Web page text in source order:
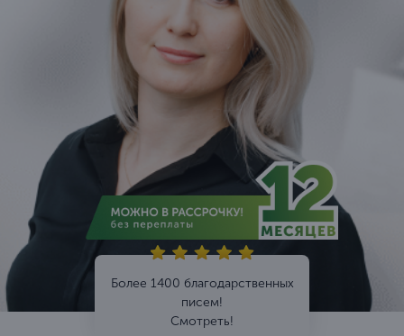
Более 1400 благодарственных
писем!
Смотреть!